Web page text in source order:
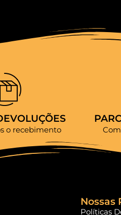
o recebimento
Nossas
Políticas